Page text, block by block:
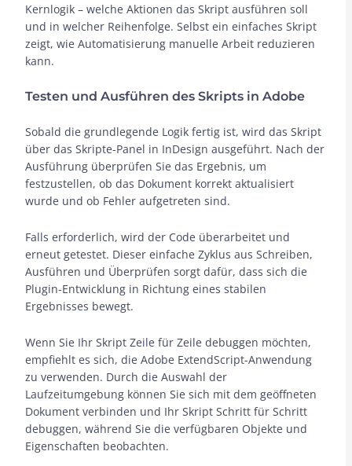
Kernlogik – welche Aktionen das Skript ausführen soll
und in welcher Reihenfolge. Selbst ein einfaches Skript
zeigt, wie Automatisierung manuelle Arbeit reduzieren
kann.
Testen und Ausführen des Skripts in Adobe
Sobald die grundlegende Logik fertig ist, wird das Skript
über das Skripte-Panel in InDesign ausgeführt. Nach der
Ausführung überprüfen Sie das Ergebnis, um
festzustellen, ob das Dokument korrekt aktualisiert
wurde und ob Fehler aufgetreten sind.
Falls erforderlich, wird der Code überarbeitet und
erneut getestet. Dieser einfache Zyklus aus Schreiben,
Ausführen und Überprüfen sorgt dafür, dass sich die
Plugin-Entwicklung in Richtung eines stabilen
Ergebnisses bewegt.
Wenn Sie Ihr Skript Zeile für Zeile debuggen möchten,
empfiehlt es sich, die Adobe ExtendScript-Anwendung
zu verwenden. Durch die Auswahl der
Laufzeitumgebung können Sie sich mit dem geöffneten
Dokument verbinden und Ihr Skript Schritt für Schritt
debuggen, während Sie die verfügbaren Objekte und
Eigenschaften beobachten.